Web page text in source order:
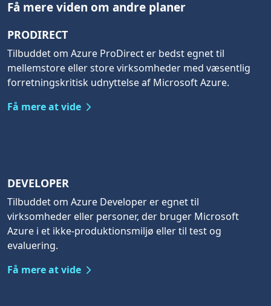
Få mere viden om andre planer
PRODIRECT
Tilbuddet om Azure ProDirect er bedst egnet til
mellemstore eller store virksomheder med væsentlig
forretningskritisk udnyttelse af Microsoft Azure.
Få mere at vide
DEVELOPER
Tilbuddet om Azure Developer er egnet til
virksomheder eller personer, der bruger Microsoft
Azure i et ikke-produktionsmiljø eller til test og
evaluering.
Få mere at vide